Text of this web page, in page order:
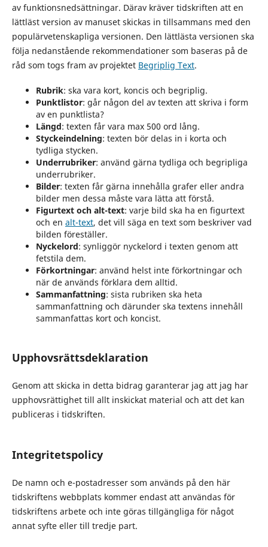
av funktionsnedsättningar. Därav kräver tidskriften att en
lättläst version av manuset skickas in tillsammans med den
populärvetenskapliga versionen. Den lättlästa versionen ska
följa nedanstående rekommendationer som baseras på de
råd som togs fram av projektet Begriplig Text.
Rubrik: ska vara kort, koncis och begriplig.
Punktlistor: går någon del av texten att skriva i form
av en punktlista?
Längd: texten får vara max 500 ord lång.
Styckeindelning: texten bör delas in i korta och
tydliga stycken.
Underrubriker: använd gärna tydliga och begripliga
underrubriker.
Bilder: texten får gärna innehålla grafer eller andra
bilder men dessa måste vara lätta att förstå.
Figurtext och alt-text: varje bild ska ha en figurtext
och en alt-text, det vill säga en text som beskriver vad
bilden föreställer.
Nyckelord: synliggör nyckelord i texten genom att
fetstila dem.
Förkortningar: använd helst inte förkortningar och
när de används förklara dem alltid.
Sammanfattning: sista rubriken ska heta
sammanfattning och därunder ska textens innehåll
sammanfattas kort och koncist.
Upphovsrättsdeklaration
Genom att skicka in detta bidrag garanterar jag att jag har
upphovsrättighet till allt inskickat material och att det kan
publiceras i tidskriften.
Integritetspolicy
De namn och e-postadresser som används på den här
tidskriftens webbplats kommer endast att användas för
tidskriftens arbete och inte göras tillgängliga för något
annat syfte eller till tredje part.